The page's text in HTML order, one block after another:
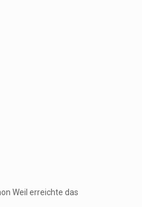
Weil erreichte das